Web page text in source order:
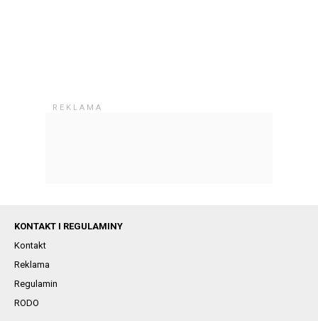
KONTAKT I REGULAMINY
Kontakt
Reklama
Regulamin
RODO